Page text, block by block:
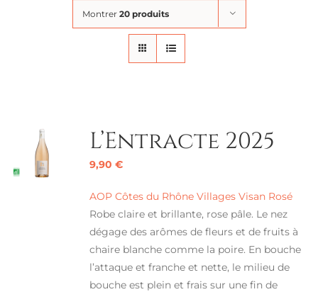
Montrer 20 produits
L’Entracte 2025
9,90 €
AOP Côtes du Rhône Villages Visan Rosé
Robe claire et brillante, rose pâle. Le nez
dégage des arômes de fleurs et de fruits à
chaire blanche comme la poire. En bouche
l’attaque et franche et nette, le milieu de
bouche est plein et frais sur une fin de